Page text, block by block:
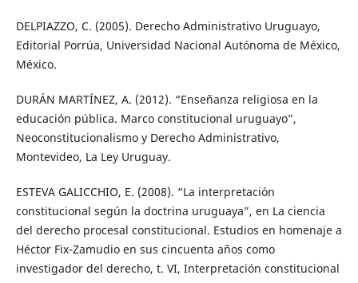
DELPIAZZO, C. (2005). Derecho Administrativo Uruguayo,
Editorial Porrúa, Universidad Nacional Autónoma de México,
México.
DURÁN MARTÍNEZ, A. (2012). “Enseñanza religiosa en la
educación pública. Marco constitucional uruguayo”,
Neoconstitucionalismo y Derecho Administrativo,
Montevideo, La Ley Uruguay.
ESTEVA GALICCHIO, E. (2008). “La interpretación
constitucional según la doctrina uruguaya”, en La ciencia
del derecho procesal constitucional. Estudios en homenaje a
Héctor Fix-Zamudio en sus cincuenta años como
investigador del derecho, t. VI, Interpretación constitucional